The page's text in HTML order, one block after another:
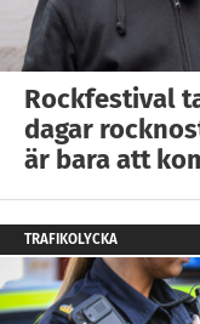
Rockfestival
dagar
är bara att
TRAFIKOLYCKA